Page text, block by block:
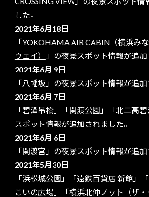
した。
2021年6月18日
「YOKOHAMA AIR CABIN（横浜み
ウェイ）
」の夜景スポット情報が追加
2021年6月 9日
「八幡坂」の夜景スポット情報が追加
2021年6月 7日
「碧潭吊橋」「関渡公園 」「北二高
スポット情報が追加されました。
2021年6月 6日
「関渡宮 」の夜景スポット情報が追加
2021年5月30日
「浜松城公園 」「遠鉄百貨店 新館」「
こいの広場 」「横浜北仲ノット（ザ